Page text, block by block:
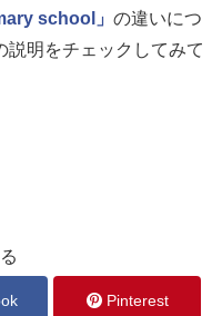
school」 の違いにつ
説明をチェックしてみて
Pinterest